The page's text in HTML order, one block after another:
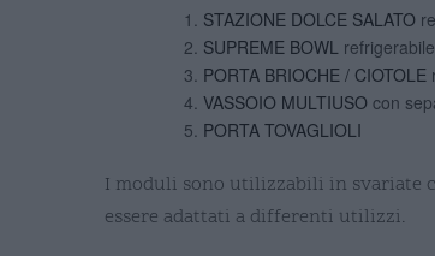
STAZIONE DOLCE SALATO
SUPREME BOWL
PORTA BRIOCHE / CIOTOLE
VASSOIO MULTIUSO con
PORTA TOVAGLIOLI
I moduli sono utilizzabili in svariate
essere adattati a differenti utilizzi.